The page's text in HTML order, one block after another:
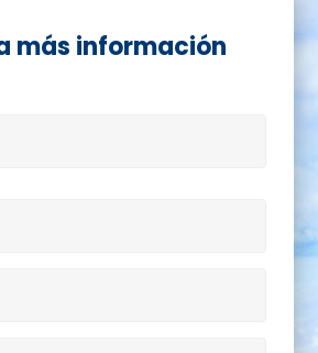
más información